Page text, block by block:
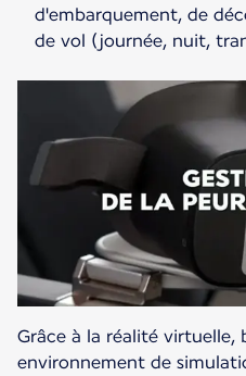
d'embarquement, de
de vol (journée, nuit,
Grâce à la réalité virtuelle,
environnement de